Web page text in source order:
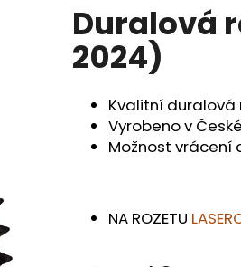
Duralová
2024)
Kvalitní duralová
Vyrobeno v
Možnost vrácení
NA ROZETU
HLEDAT